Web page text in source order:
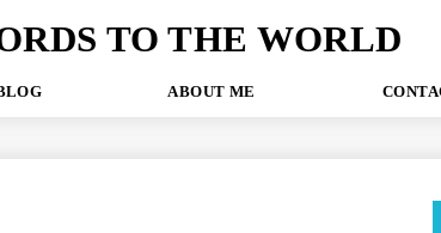
TO THE WORLD
ABOUT ME